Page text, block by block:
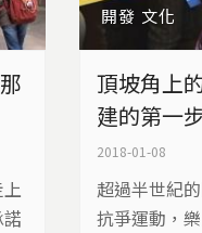
不能有光明的未來
的斷層危機〉
重建想像
病療養院的歷史，揭
此不只是建築，而
開發 文化
頂坡角上
建的第一
2018-01-08
超過半世紀
抗爭運動，